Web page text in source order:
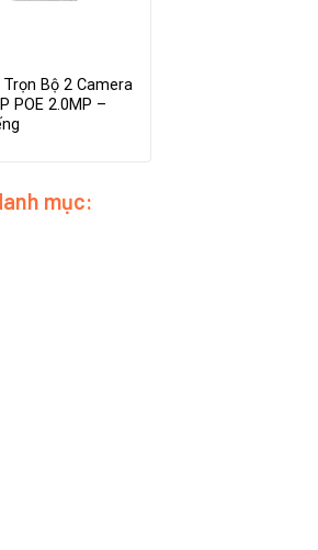
Bộ 2 Camera
POE 2.0MP –
mục: